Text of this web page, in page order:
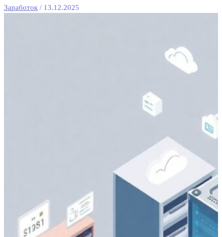
Заработок / 13.12.2025